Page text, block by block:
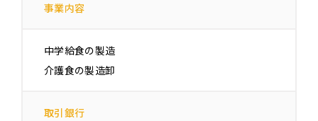
事業内容
中学給食の製造
介護食の製造卸
取引銀行